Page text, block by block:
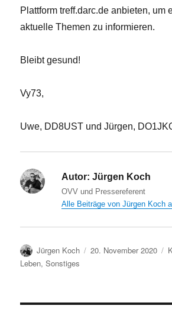
Plattform treff.darc.de anbieten, um
aktuelle Themen zu informieren.
Bleibt gesund!
Vy73,
Uwe, DD8UST und Jürgen,
Autor: Jürgen Koch
OVV und Pressereferent
Alle Beiträge von Jürgen Koch
Autor
Jürgen Koch
Veröffentlicht
20. November 2020
Leben,Sonstiges